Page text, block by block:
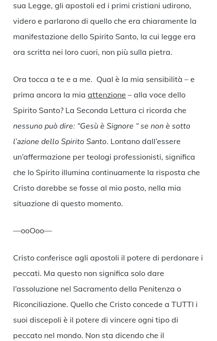
sua Legge, gli apostoli ed i primi cristiani udirono,
videro e parlarono di quello che era chiaramente la
manifestazione dello Spirito Santo, la cui legge era
ora scritta nei loro cuori, non più sulla pietra.
Ora tocca a te e a me. Qual è la mia sensibilità – e
prima ancora la mia attenzione – alla voce dello
Spirito Santo? La Seconda Lettura ci ricorda che
nessuno può dire: “Gesù è Signore “ se non è sotto
l’azione dello Spirito Santo. Lontano dall’essere
un’affermazione per teologi professionisti, significa
che lo Spirito illumina continuamente la risposta che
Cristo darebbe se fosse al mio posto, nella mia
situazione di questo momento.
—ooOoo—
Cristo conferisce agli apostoli il potere di perdonare i
peccati. Ma questo non significa solo dare
l’assoluzione nel Sacramento della Penitenza o
Riconciliazione. Quello che Cristo concede a TUTTI i
suoi discepoli è il potere di vincere ogni tipo di
peccato nel mondo. Non sta dicendo che il